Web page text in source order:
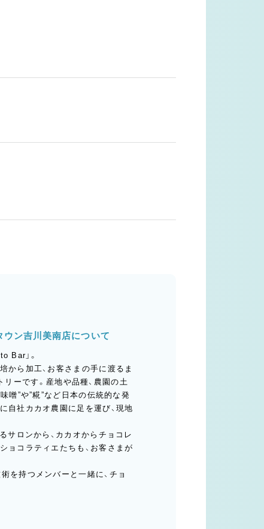
ン吉川美南店について
Bar」。
から加工、お客さまの手に渡るま
ーです。産地や品種、農園の土
噌”や”糀”など日本の伝統的な発
自社カカオ農園に足を運び、現地
サロンから、カカオからチョコレ
ョコラティエたちも、お客さまが
を持つメンバーと一緒に、チョ